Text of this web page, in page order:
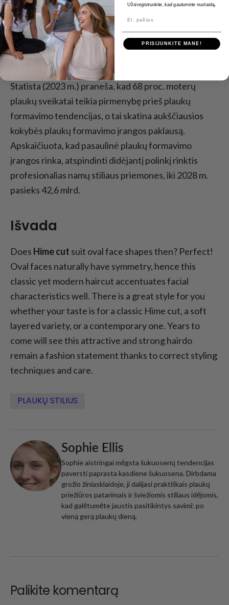
grakštumą.
Autentiška plaukų tendencijų
statistika
Statista (2023 m.) praneša, kad 68 proc. moterų
plaukų sveikatai teikia pirmenybę prieš plaukų
formavimo tendencijas, o tai skatina aukščiausios
kokybės plaukų formavimo įrangos paklausą.
Apskaičiuota, kad pasaulinė plaukų formavimo
įrangos rinka, atspindinti didėjantį polinkį rinktis
profesionalias namų stiliaus priemones, iki 2028 m.
pasieks 42,6 mlrd.
Išvada
Does Hime cut suit oval face shapes then? Perfect!
Oval faces naturally have symmetry, hence this
classic yet modern haircut accentuates facial
characteristics well. There is a great style for you
whether your taste is for a classic Hime cut, a soft
layered variety, or a contemporary one. Years to
come will see this attractive and strong hairdo
remain a fashion statement thanks to correct styling
techniques and care.
PLAUKŲ STILIUS
Sophie Ellis
Sophie aistringai mėgsta šukuosenų tendencijas
paversti paprasta kasdiene šukuosena. Dirbdama
grožio žiniasklaidoje, ji dalijasi praktiškais plaukų
priežiūros patarimais ir šviežiomis stiliaus idėjomis,
kad galėtumėte jaustis pasitikintys savimi: po
vieną gerą plaukų dieną.
Palikite komentarą
Užsiregistruokite, kad gautumėte nuolaidą.
PRISIJUNKITE MANE!